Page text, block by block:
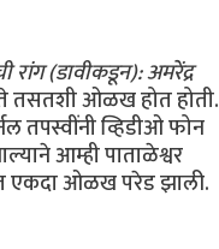
रांग (डावीकडून): अमरेंद्र
तसतशी ओळख होत होती.
तपस्वींनी व्हिडीओ फोन
आम्ही पाताळेश्वर
एकदा ओळख परेड झाली.